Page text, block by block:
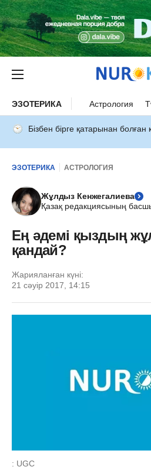
ЭЗОТЕРИКА Астрология
Бізбен бірге қатарынан болған
ЭЗОТЕРИКА АСТРОЛОГИЯ
Жұлдыз Кенжегалиева
Қазақ редакциясының
Ең әдемі қыздың
қандай?
Жарияланған күні:
21 сәуір 2017, 14:15
: UGC